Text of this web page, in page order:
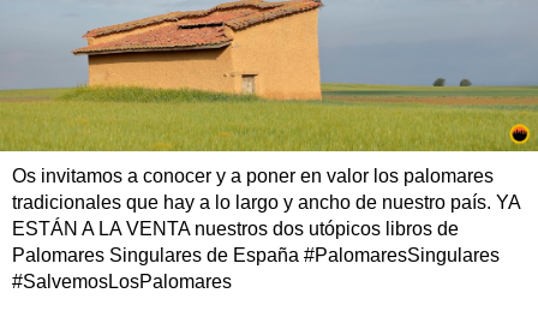
Os invitamos a conocer y a poner en valor los palomares
tradicionales que hay a lo largo y ancho de nuestro país. YA
ESTÁN A LA VENTA nuestros dos utópicos libros de
Palomares Singulares de España #PalomaresSingulares
#SalvemosLosPalomares